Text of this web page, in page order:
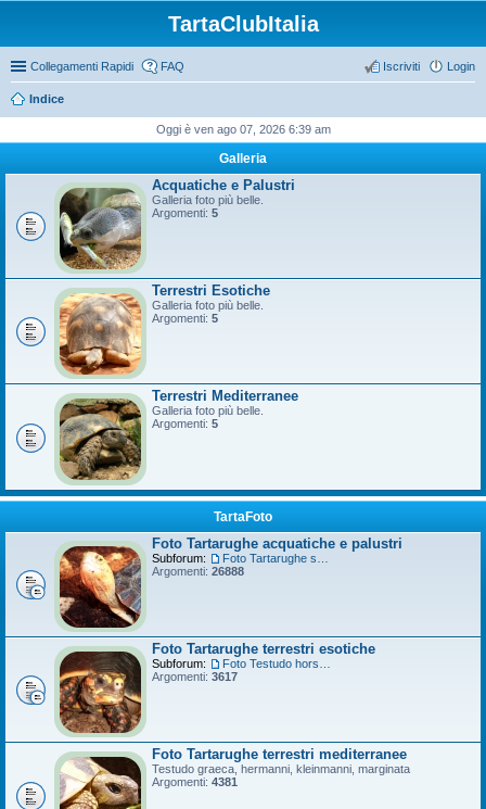
TartaClubItalia
Collegamenti Rapidi FAQ Login
Iscriviti
Indice
Oggi è ven ago 07, 2026 6:39 am
Galleria
Acquatiche e Palustri
Galleria foto più belle.
Argomenti: 5
Terrestri Esotiche
Galleria foto più belle.
Argomenti: 5
Terrestri Mediterranee
Galleria foto più belle.
Argomenti: 5
TartaFoto
Foto Tartarughe acquatiche e palustri
Subforum:
Argomenti: 26888
Foto Tartarughe terrestri esotiche
Subforum:
Argomenti: 3617
Foto Tartarughe terrestri mediterranee
Testudo graeca, hermanni, kleinmanni, marginata
Argomenti: 4381